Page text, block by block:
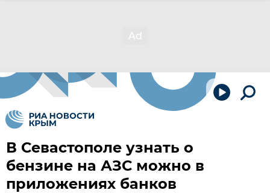
В Севастополе узнать о
бензине на АЗС можно в
приложениях банков